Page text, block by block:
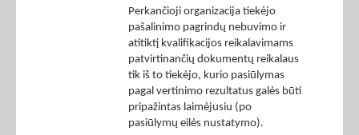
Perkančioji organizacija tiekėjo
pašalinimo pagrindų nebuvimo ir
atitiktį kvalifikacijos reikalavimams
patvirtinančių dokumentų reikalaus
tik iš to tiekėjo, kurio pasiūlymas
pagal vertinimo rezultatus galės būti
pripažintas laimėjusiu (po
pasiūlymų eilės nustatymo).